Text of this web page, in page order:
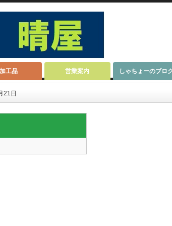
加工品 営業案内 しゃちょーのブロ
21日